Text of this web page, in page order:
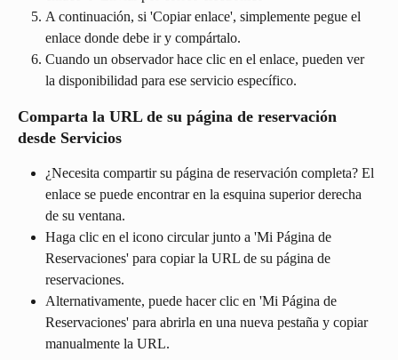
A continuación, si 'Copiar enlace', simplemente pegue el
enlace donde debe ir y compártalo.
Cuando un observador hace clic en el enlace, pueden ver
la disponibilidad para ese servicio específico.
Comparta la URL de su página de reservación
desde Servicios
¿Necesita compartir su página de reservación completa? El
enlace se puede encontrar en la esquina superior derecha
de su ventana.
Haga clic en el icono circular junto a 'Mi Página de
Reservaciones' para copiar la URL de su página de
reservaciones.
Alternativamente, puede hacer clic en 'Mi Página de
Reservaciones' para abrirla en una nueva pestaña y copiar
manualmente la URL.